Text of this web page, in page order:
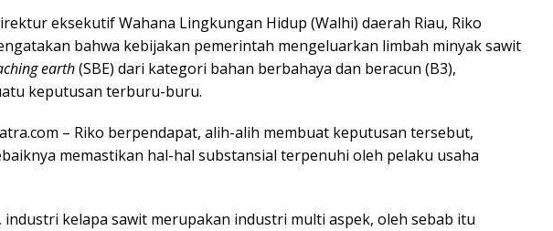
eksekutif Wahana Lingkungan Hidup (Walhi) daerah Riau, Riko
bahwa kebijakan pemerintah mengeluarkan limbah minyak sawit
earth(SBE) dari kategori bahan berbahaya dan beracun (B3),
keputusan terburu-buru.
– Riko berpendapat, alih-alih membuat keputusan tersebut,
memastikan hal-hal substansial terpenuhi oleh pelaku usaha
industri kelapa sawit merupakan industri multi aspek, oleh sebab itu